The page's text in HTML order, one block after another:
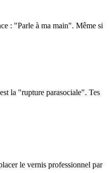
: "Parle à ma main". Même si
la "rupture parasociale". Tes
le vernis professionnel par